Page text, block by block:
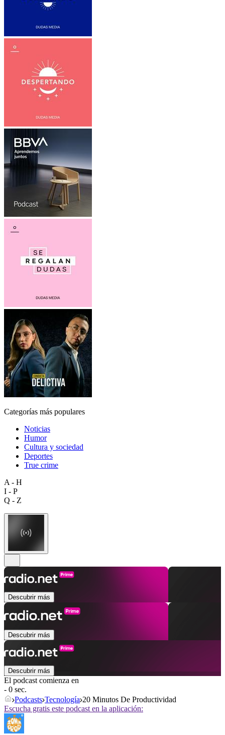
Categorías más populares
Noticias
Humor
Cultura y sociedad
Deportes
True crime
A - H
I - P
Q - Z
Descubrir más
Descubrir más
Descubrir más
El podcast comienza en
- 0 sec.
Podcasts Tecnología 20 Minutos De Productividad
Escucha gratis este podcast en la aplicación: